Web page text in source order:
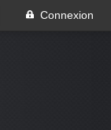
Connexion